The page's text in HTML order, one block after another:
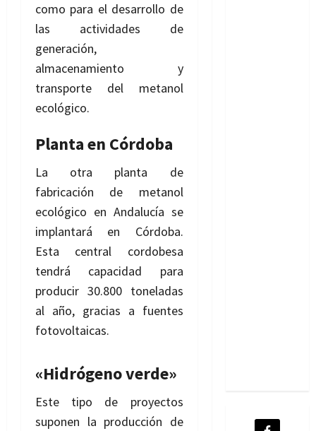
como para el desarrollo de
las actividades de
generación,
almacenamiento y
transporte del metanol
ecológico.
Planta en Córdoba
La otra planta de
fabricación de metanol
ecológico en Andalucía se
implantará en Córdoba.
Esta central cordobesa
tendrá capacidad para
producir 30.800 toneladas
al año, gracias a fuentes
fotovoltaicas.
«Hidrógeno verde»
Este tipo de proyectos
suponen la producción de